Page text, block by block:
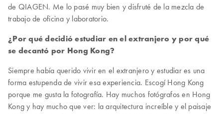
de QIAGEN. Me lo pasé muy bien y disfruté de la mezcla de
trabajo de oficina y laboratorio.
¿Por qué decidió estudiar en el extranjero y por qué
se decantó por Hong Kong?
Siempre había querido vivir en el extranjero y estudiar es una
forma estupenda de vivir esa experiencia. Escogí Hong Kong
porque me gusta la fotografía. Hay muchos fotógrafos en Hong
Kong y hay mucho que ver: la arquitectura increíble y el paisaje